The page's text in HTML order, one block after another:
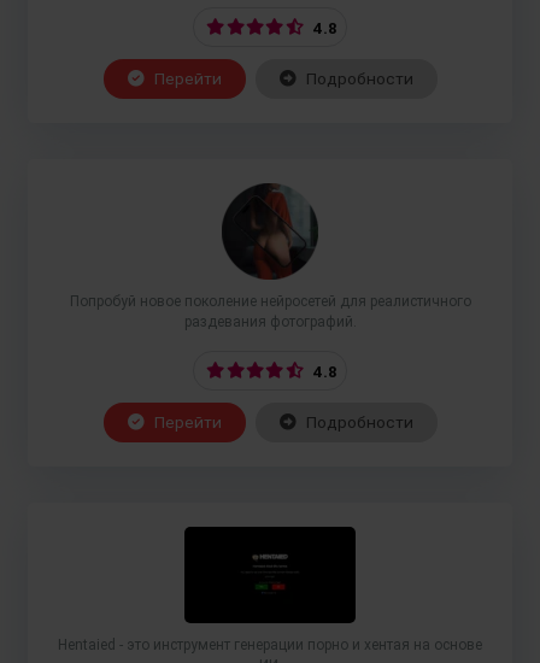
4.8
Перейти Подробности
Попробуй новое поколение нейросетей для реалистичного
раздевания фотографий.
4.8
Перейти Подробности
Hentaied - это инструмент генерации порно и хентая на основе